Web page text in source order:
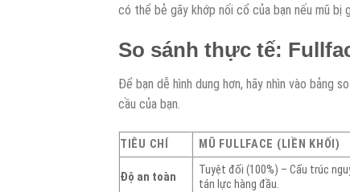
có thể bẻ gãy khớp nối cổ của bạn nếu mũ bị
So sánh thực tế:
Để bạn dễ hình dung hơn, hãy nhìn vào bảng
cầu của bạn.
TIÊU CHÍ MŨ FULLFACE (LIỀN KHỐI)
Độ an toàn
Tuyệt đối (100%) – Cấu trúc
tán lực hàng đầu.